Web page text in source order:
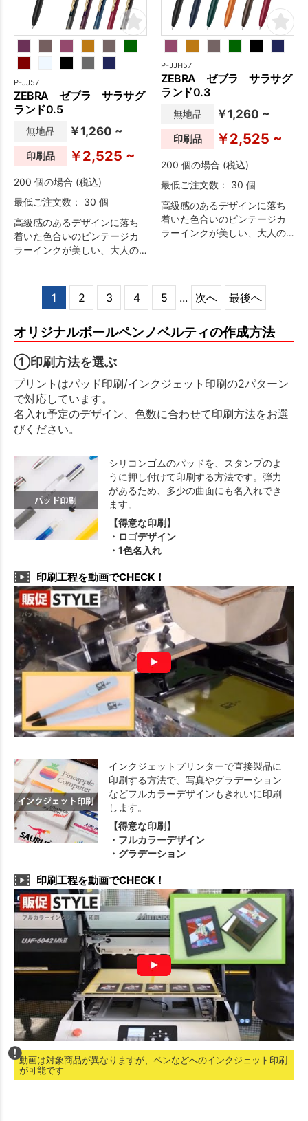
P-JJ57
ZEBRA ゼブラ サラサグ
ランド0.5
無地品 ￥1,260 ~
印刷品 ￥2,525 ~
200 個の場合 (税込)
最低ご注文数： 30 個
高級感のあるデザインに落ち
着いた色合いのビンテージカ
ラーインクが美しい、大人の
P-JJH57
ZEBRA ゼブラ サラサグ
ランド0.3
無地品 ￥1,260 ~
印刷品 ￥2,525 ~
200 個の場合 (税込)
最低ご注文数： 30 個
高級感のあるデザインに落ち
着いた色合いのビンテージカ
ラーインクが美しい、大人の
1 2 3 4 5 ... 次へ 最後へ
オリジナルボールペンノベルティの作成方法
①印刷方法を選ぶ
プリントはパッド印刷/インクジェット印刷の2パターン
で対応しています。
名入れ予定のデザイン、色数に合わせて印刷方法をお選
びください。
シリコンゴムのパッドを、スタンプのよ
うに押し付けて印刷する方法です。弾力
があるため、多少の曲面にも名入れでき
ます。
【得意な印刷】
・ロゴデザイン
・1色名入れ
印刷工程を動画でCHECK！
インクジェットプリンターで直接製品に
印刷する方法で、写真やグラデーション
などフルカラーデザインもきれいに印刷
します。
【得意な印刷】
・フルカラーデザイン
・グラデーション
印刷工程を動画でCHECK！
動画は対象商品が異なりますが、ペンなどへのインクジェット印刷
が可能です